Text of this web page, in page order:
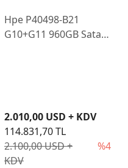
Hpe P40498-B21
G10+G11 960GB Sata-
2.100,00 USD +
KDV
%4
2.010,00 USD + KDV
114.831,70 TL